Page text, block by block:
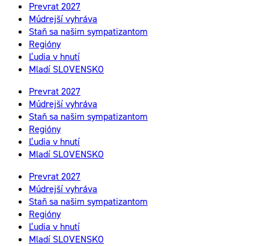
Prevrat 2027
Múdrejší vyhráva
Staň sa našim sympatizantom
Regióny
Ľudia v hnutí
Mladí SLOVENSKO
Prevrat 2027
Múdrejší vyhráva
Staň sa našim sympatizantom
Regióny
Ľudia v hnutí
Mladí SLOVENSKO
Prevrat 2027
Múdrejší vyhráva
Staň sa našim sympatizantom
Regióny
Ľudia v hnutí
Mladí SLOVENSKO